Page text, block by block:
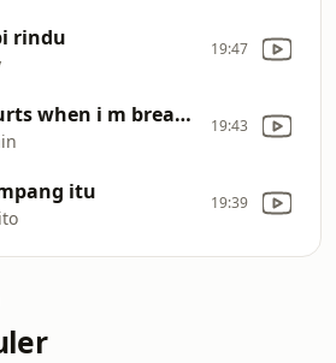
rindu 19:47
it only hurts when i m breathing (blue version) 19:43
itu 19:39